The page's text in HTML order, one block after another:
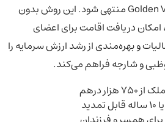
ارزش ملک می‌تواند به Golden Visa منتهی شود. این روش بدون
امکان دریافت اقامت برای اعضای
و بهره‌مندی از رشد ارزش سرمایه را
و شارجه فراهم می‌کند.
درهم